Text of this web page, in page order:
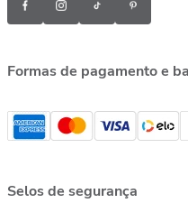
Formas de pagamento e
Selos de segurança